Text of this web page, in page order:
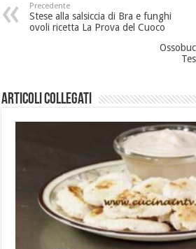
Precedente
Stese alla salsiccia di Bra e funghi
ovoli ricetta La Prova del Cuoco
Articoli collegati